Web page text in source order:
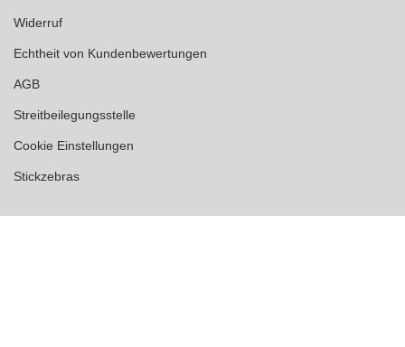
Widerruf
Echtheit von Kundenbewertungen
AGB
Streitbeilegungsstelle
Cookie Einstellungen
Stickzebras